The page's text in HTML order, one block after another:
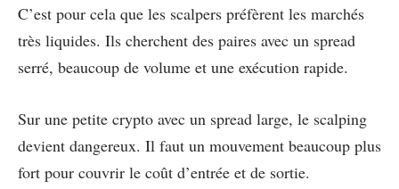
C’est pour cela que les scalpers préfèrent les marchés
très liquides. Ils cherchent des paires avec un spread
serré, beaucoup de volume et une exécution rapide.
Sur une petite crypto avec un spread large, le scalping
devient dangereux. Il faut un mouvement beaucoup plus
fort pour couvrir le coût d’entrée et de sortie.